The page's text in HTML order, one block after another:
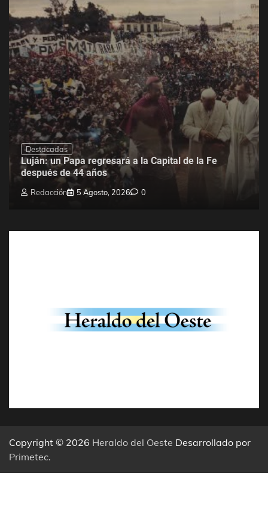
Destacadas
Luján: un Papa regresará a la Capital de la Fe
después de 44 años
Redacción 5 Agosto, 2026 0
Copyright © 2026 Heraldo del Oeste Desarrollado por
Primetec.